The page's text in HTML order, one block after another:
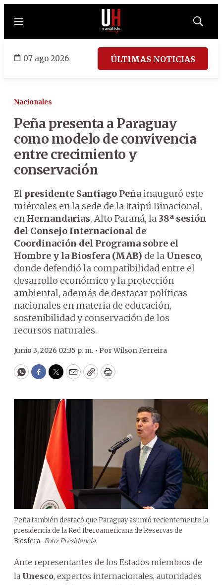
Menú
Mostrar
07 ago 2026 ÚLTIMAS NOTICIAS
Nacionales
Peña presenta a Paraguay
como modelo de convivencia
entre crecimiento y
conservación
El presidente Santiago Peñainauguró este
miércoles en la sede de la Itaipú Binacional,
en Hernandarias, Alto Paraná, la 38ª sesión
del Consejo Internacional de
Coordinación del Programa sobre el
Hombre y la Biosfera (MAB) de la Unesco,
donde defendió la compatibilidad entre el
desarrollo económico y la protección
ambiental, además de destacar políticas
nacionales en materia de educación,
sostenibilidad y conservación de los
recursos naturales.
Junio 3, 2026 02:35 p. m. • PorWilson Ferreira
WhatsApp
Facebook
Twitter
EmailCopyPrint
Peña también destacó que Paraguay asumió recientemente la
presidencia de la Red Iberoamericana de Reservas de
Biosfera. Foto: Presidencia.
Ante representantes de los Estados miembros de
la Unesco, expertos internacionales, autoridades